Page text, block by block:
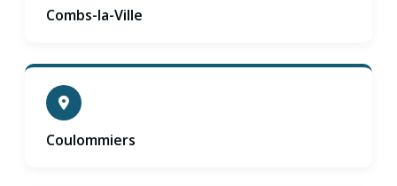
Combs-la-Ville
Coulommiers